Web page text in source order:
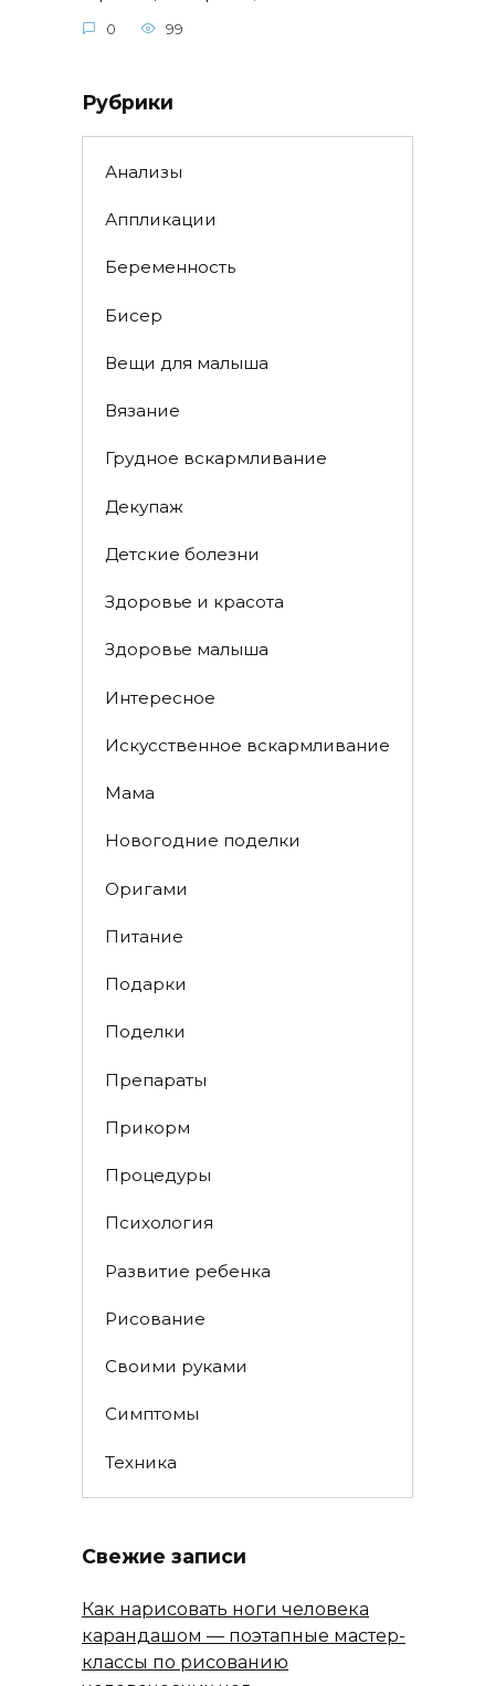
0 99
Рубрики
Анализы
Аппликации
Беременность
Бисер
Вещи для малыша
Вязание
Грудное вскармливание
Декупаж
Детские болезни
Здоровье и красота
Здоровье малыша
Интересное
Искусственное вскармливание
Мама
Новогодние поделки
Оригами
Питание
Подарки
Поделки
Препараты
Прикорм
Процедуры
Психология
Развитие ребенка
Рисование
Своими руками
Симптомы
Техника
Свежие записи
Как нарисовать ноги человека
карандашом — поэтапные мастер-
классы по рисованию